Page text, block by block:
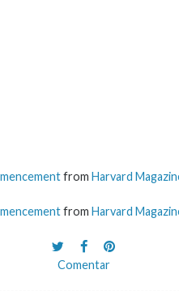
from Harvard
from Harvard
Comentar